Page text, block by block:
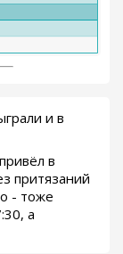
и в
в
притязаний
- тоже
а